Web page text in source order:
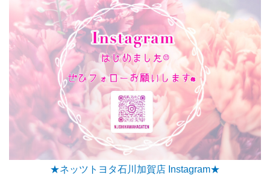
★ネッツトヨタ石川加賀店 Instagram★